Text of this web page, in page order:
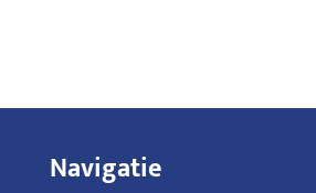
Navigatie